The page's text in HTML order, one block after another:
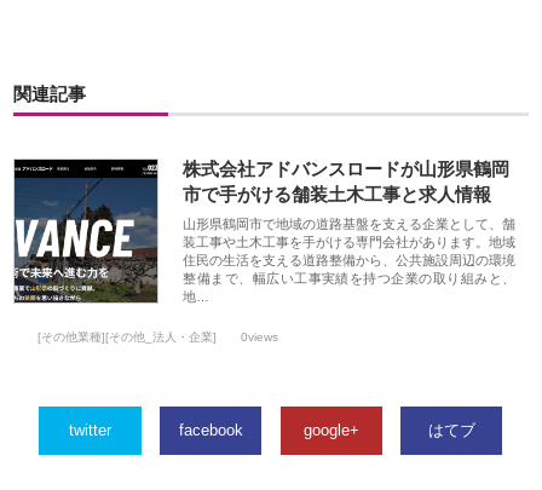
関連記事
株式会社アドバンスロードが山形県鶴岡
市で手がける舗装土木工事と求人情報
山形県鶴岡市で地域の道路基盤を支える企業として、舗
装工事や土木工事を手がける専門会社があります。地域
住民の生活を支える道路整備から、公共施設周辺の環境
整備まで、幅広い工事実績を持つ企業の取り組みと、
地…
[その他業種][その他_法人・企業] 0views
twitter facebook google+ はてブ